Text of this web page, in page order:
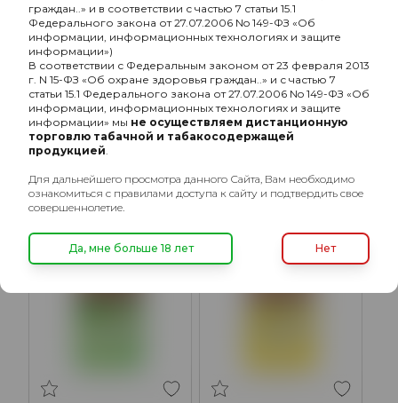
Табак курительный
STANLEY Rhum 30гр
434₽
Подробнее
Табак курительный
STANLEY American Blend
30гр
434₽
Подробнее
ХИТ
граждан..» и в соответствии с частью 7 статьи 15.1
Федерального закона от 27.07.2006 No 149-ФЗ «Об
информации, информационных технологиях и защите
информации»)
В соответствии с Федеральным законом от 23 февраля 2013
г. N 15-ФЗ «Об охране здоровья граждан..» и с частью 7
статьи 15.1 Федерального закона от 27.07.2006 No 149-ФЗ «Об
информации, информационных технологиях и защите
информации» мы не осуществляем дистанционную
торговлю табачной и табакосодержащей
продукцией
Для дальнейшего просмотра данного Сайта, Вам необходимо
ознакомиться с правилами доступа к сайту и подтвердить свое
совершеннолетие.
Да, мне больше 18 лет Нет